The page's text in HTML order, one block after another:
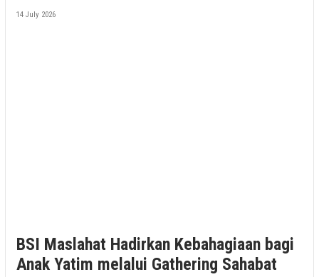
14 July 2026
BSI Maslahat Hadirkan Kebahagiaan bagi
Anak Yatim melalui Gathering Sahabat